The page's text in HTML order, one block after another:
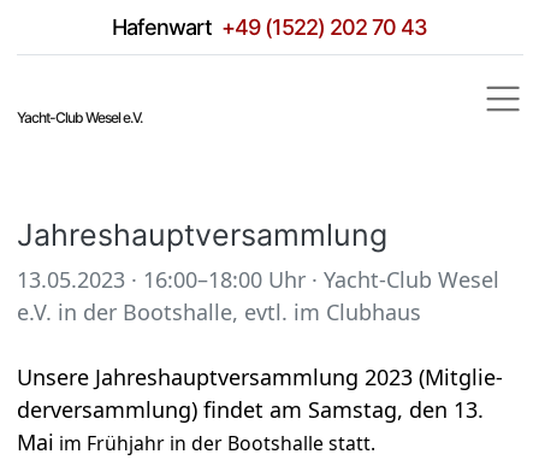
Hafen­wart +49 (1522) 202 70 43
Yacht-Club Wesel e.V.
Jah­res­haupt­ver­samm­lung
13.05.2023 · 16:00–18:00 Uhr · Yacht-Club Wesel
e.V. in der Boots­halle, evtl. im Club­haus
Unsere Jah­res­haupt­ver­samm­lung 2023 (Mit­glie­
der­ver­samm­lung) fin­det am Sams­tag, den 13.
Mai im Früh­jahr in der Boots­halle statt.